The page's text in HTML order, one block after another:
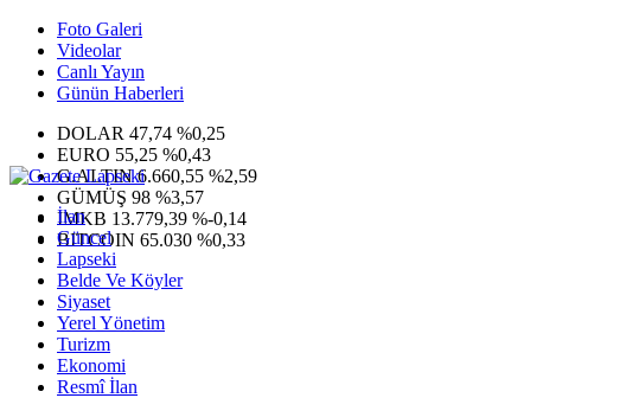
Foto Galeri
Videolar
Canlı Yayın
Günün Haberleri
DOLAR 47,74 %0,25
EURO 55,25 %0,43
G.ALTIN6.660,55 %2,59
GÜMÜŞ 98 %3,57
IMKB 13.779,39 %-0,14
BITCOIN 65.030 %0,33
İlan
Güncel
Lapseki
Belde Ve Köyler
Siyaset
Yerel Yönetim
Turizm
Ekonomi
Resmî İlan